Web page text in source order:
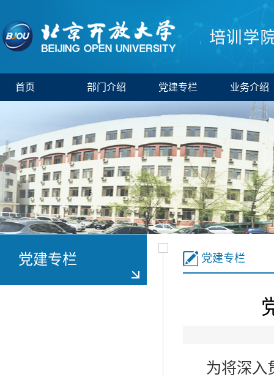
首页 部门介绍 党建专栏 业务介绍
党建专栏 党建专栏
为将深入